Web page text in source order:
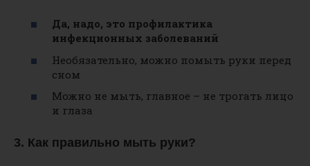
Да, надо, это профилактика
инфекционных заболеваний
Необязательно, можно помыть руки перед
сном
Можно не мыть, главное – не трогать лицо
и глаза
3. Как правильно мыть руки?